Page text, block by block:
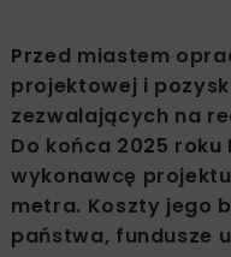
Przed miastem
projektowej i
zezwalających na
Do końca 2025
wykonawcę
metra. Koszty jego
państwa, fundusze